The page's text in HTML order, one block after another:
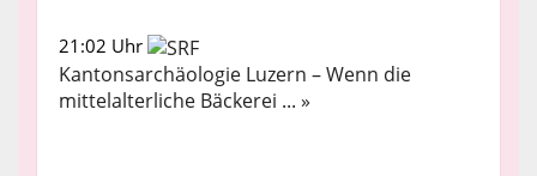
21:02 Uhr
Kantonsarchäologie Luzern – Wenn die
mittelalterliche Bäckerei ... »